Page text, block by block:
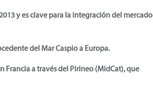
y es clave para la integración del mercado
del Mar Caspio a Europa.
a través del Pirineo (MidCat), que